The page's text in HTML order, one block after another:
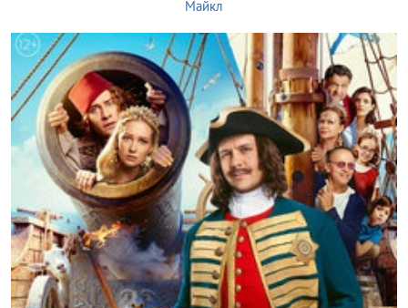
Майкл